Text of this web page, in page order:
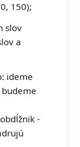
150);
slov
a
ideme